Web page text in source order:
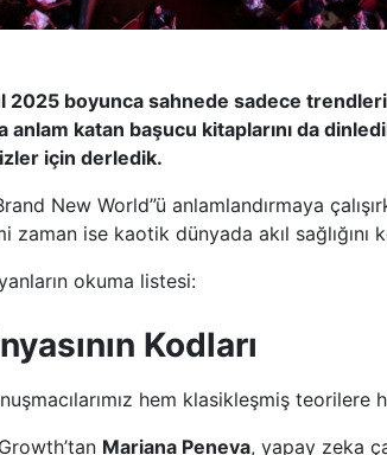
2025 boyunca sahnede sadece
katan başucu kitaplarını da
için derledik.
New World”ü anlamlandırmaya
ise kaotik dünyada akıl sağlığını
okuma listesi:
Kodları
hem klasikleşmiş
Mariana Peneva, yapay zeka